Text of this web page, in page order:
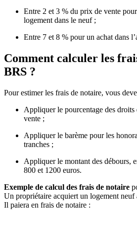
Entre 2 et 3 % du prix de vente
logement dans le neuf ;
Entre 7 et 8 % pour un achat dans
Comment calculer les
BRS ?
Pour estimer les frais de notaire, vous
Appliquer le pourcentage des droits
vente ;
Appliquer le barème pour les
tranches ;
Appliquer le montant des débours,
800 et 1200 euros.
Exemple de calcul des frais de notaire
Un propriétaire acquiert un logement
Il paiera en frais de notaire :